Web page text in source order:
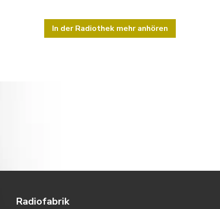
In der Radiothek mehr anhören
Radiofabrik